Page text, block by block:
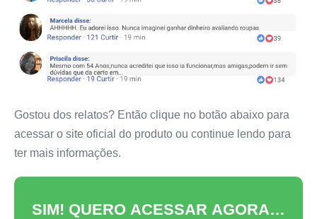
Gostou dos relatos? Então clique no botão abaixo para
acessar o site oficial do produto ou continue lendo para
ter mais informações.
SIM! QUERO ACESSAR AGORA…